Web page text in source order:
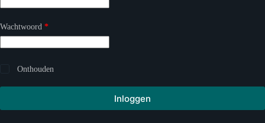
Wachtwoord *Vereist
Onthouden
Inloggen